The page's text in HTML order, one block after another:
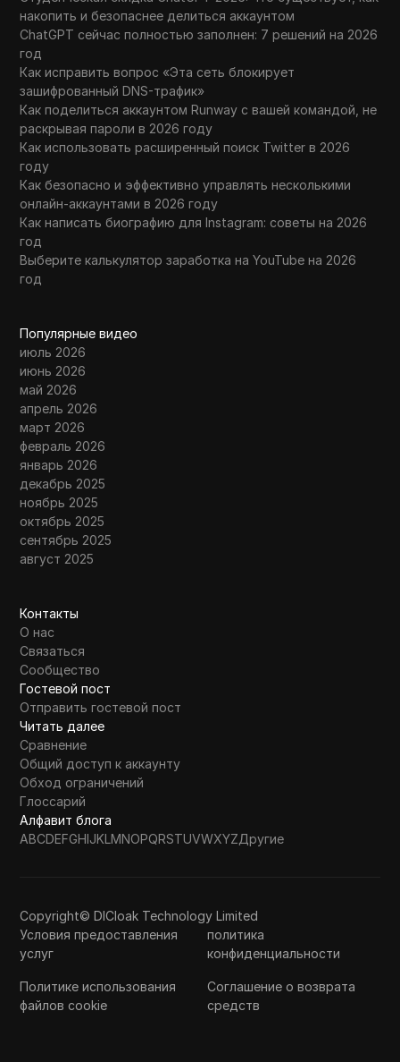
накопить и безопаснее делиться аккаунтом
ChatGPT сейчас полностью заполнен: 7 решений на 2026
год
Как исправить вопрос «Эта сеть блокирует
зашифрованный DNS-трафик»
Как поделиться аккаунтом Runway с вашей командой, не
раскрывая пароли в 2026 году
Как использовать расширенный поиск Twitter в 2026
году
Как безопасно и эффективно управлять несколькими
онлайн-аккаунтами в 2026 году
Как написать биографию для Instagram: советы на 2026
год
Выберите калькулятор заработка на YouTube на 2026
год
Популярные видео
июль 2026
июнь 2026
май 2026
апрель 2026
март 2026
февраль 2026
январь 2026
декабрь 2025
ноябрь 2025
октябрь 2025
сентябрь 2025
август 2025
Контакты
О нас
Связаться
Сообщество
Гостевой пост
Отправить гостевой пост
Читать далее
Сравнение
Общий доступ к аккаунту
Обход ограничений
Глоссарий
Алфавит блога
ABCDEFGHIJKLMNOPQRSTUVWXYZДругие
Copyright© DICloak Technology Limited
Условия предоставления
услуг
политика
конфиденциальности
Политике использования
файлов cookie
Соглашение о возврата
средств